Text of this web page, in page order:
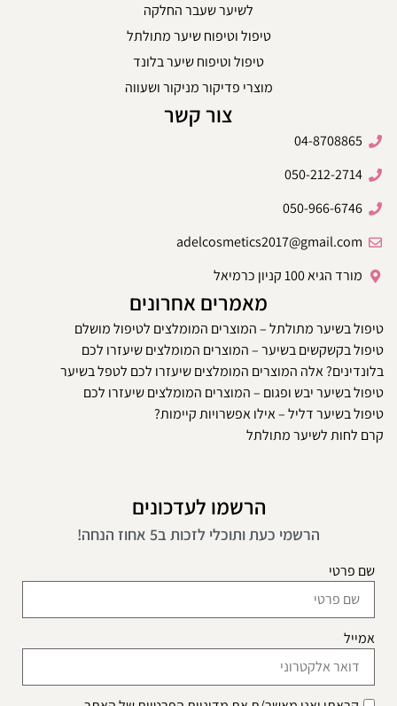
לשיער שעבר החלקה
טיפול וטיפוח שיער מתולתל
טיפול וטיפוח שיער בלונד
מוצרי פדיקור מניקור ושעווה
צור קשר
04-8708865
050-212-2714
050-966-6746
adelcosmetics2017@gmail.com
מורד הגיא 100 קניון כרמיאל
מאמרים אחרונים
טיפול בשיער מתולתל – המוצרים המומלצים לטיפול מושלם
טיפול בקשקשים בשיער – המוצרים המומלצים שיעזרו לכם
בלונדינים? אלה המוצרים המומלצים שיעזרו לכם לטפל בשיער
טיפול בשיער יבש ופגום – המוצרים המומלצים שיעזרו לכם
טיפול בשיער דליל – אילו אפשרויות קיימות?
קרם לחות לשיער מתולתל
הרשמו לעדכונים
הרשמי כעת ותוכלי לזכות ב5 אחוז הנחה!
שם פרטי
אמייל